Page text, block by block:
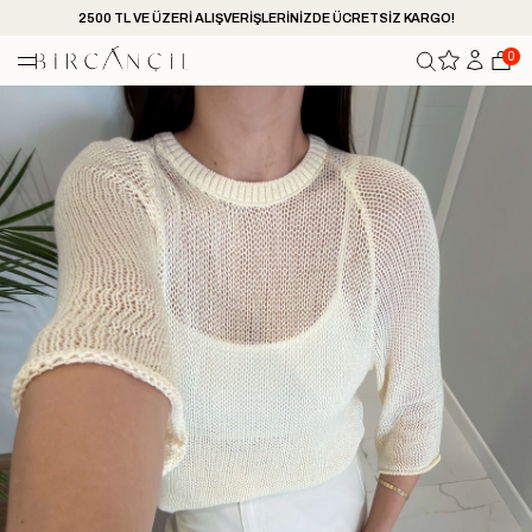
2500 TL VE ÜZERİ ALIŞVERİŞLERİNİZDE ÜCRETSİZ KARGO!
0